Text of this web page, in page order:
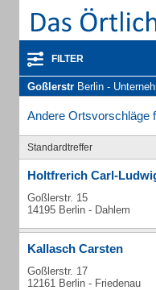
FILTER
Goßlerstr Berlin - Unternehmen
Andere Ortsvorschläge
Standardtreffer
Holtfrerich Carl-
Goßlerstr. 15
14195 Berlin - Dahlem
Kallasch Carsten
Goßlerstr. 17
12161 Berlin - Friedenau